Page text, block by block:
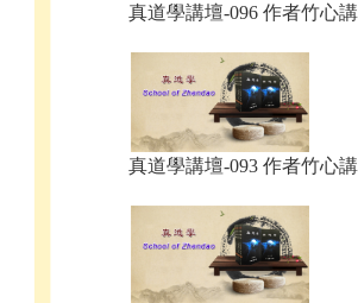
真道學講壇-096 作者竹心
真道學講壇-093 作者竹心